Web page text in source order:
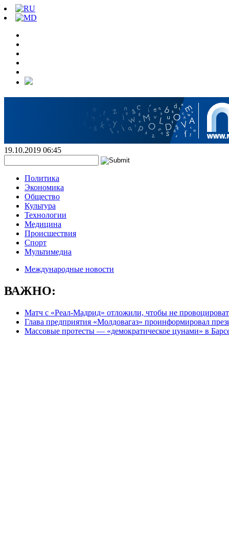
19.10.2019 06:45
Политика
Экономика
Общество
Культура
Технологии
Медицина
Происшествия
Спорт
Мультимедиа
Международные новости
ВАЖНО:
Матч с «Реал-Мадрид» отложили, чтобы не
Глава предприятия «Молдовагаз» проинформировал
Массовые протесты — «демократическое цунами» в